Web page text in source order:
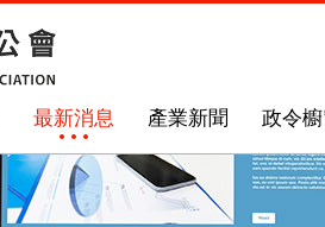
最新消息 產業新聞 政令